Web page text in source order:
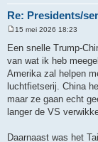
Re: Presidents/
r
i
h
t
15 mei 2026 18:23
Een snelle Trump-
van wat ik heb
Amerika zal helpen
luchtfietserij. China
maar ze gaan echt
langer de VS
Daarnaast was het